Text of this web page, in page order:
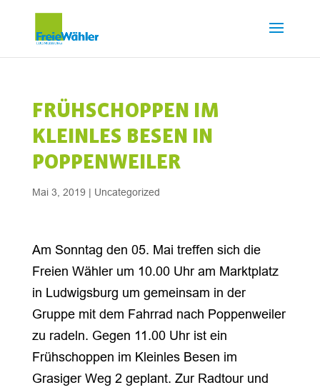
FRÜHSCHOPPEN IM
KLEINLES BESEN IN
POPPENWEILER
Mai 3, 2019 | Uncategorized
Am Sonntag den 05. Mai treffen sich die
Freien Wähler um 10.00 Uhr am Marktplatz
in Ludwigsburg um gemeinsam in der
Gruppe mit dem Fahrrad nach Poppenweiler
zu radeln. Gegen 11.00 Uhr ist ein
Frühschoppen im Kleinles Besen im
Grasiger Weg 2 geplant. Zur Radtour und